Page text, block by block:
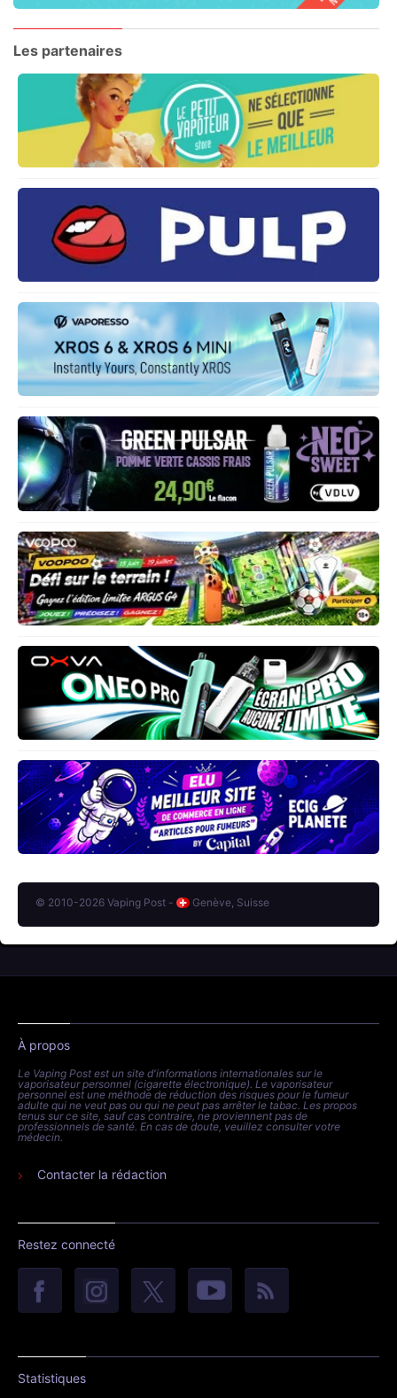
Les partenaires
© 2010-2026 Vaping Post - Genève, Suisse
À propos
Le Vaping Post est un site d'informations internationales sur le
vaporisateur personnel (cigarette électronique). Le vaporisateur
personnel est une méthode de réduction des risques pour le fumeur
adulte qui ne veut pas ou qui ne peut pas arrêter le tabac. Les propos
tenus sur ce site, sauf cas contraire, ne proviennent pas de
professionnels de santé. En cas de doute, veuillez consulter votre
médecin.
Contacter la rédaction
Restez connecté
Statistiques